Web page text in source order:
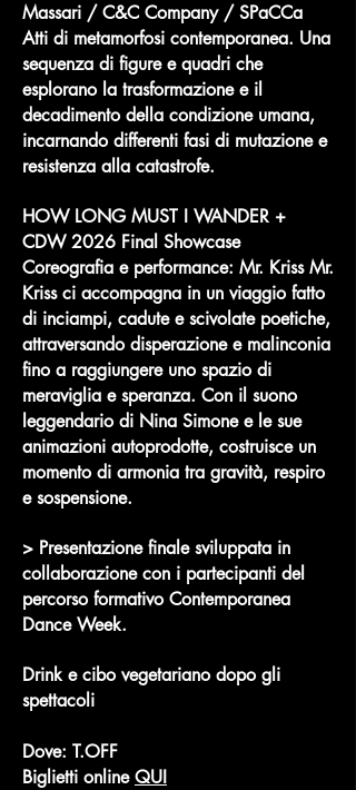
Massari / C&C Company / SPaCCa
Atti di metamorfosi contemporanea. Una
sequenza di figure e quadri che
esplorano la trasformazione e il
decadimento della condizione umana,
incarnando differenti fasi di mutazione e
resistenza alla catastrofe.
HOW LONG MUST I WANDER +
CDW 2026 Final Showcase
Coreografia e performance: Mr. Kriss Mr.
Kriss ci accompagna in un viaggio fatto
di inciampi, cadute e scivolate poetiche,
attraversando disperazione e malinconia
fino a raggiungere uno spazio di
meraviglia e speranza. Con il suono
leggendario di Nina Simone e le sue
animazioni autoprodotte, costruisce un
momento di armonia tra gravità, respiro
e sospensione.
> Presentazione finale sviluppata in
collaborazione con i partecipanti del
percorso formativo Contemporanea
Dance Week.
Drink e cibo vegetariano dopo gli
spettacoli ​
Dove: T.OFF
Biglietti onlineQUI